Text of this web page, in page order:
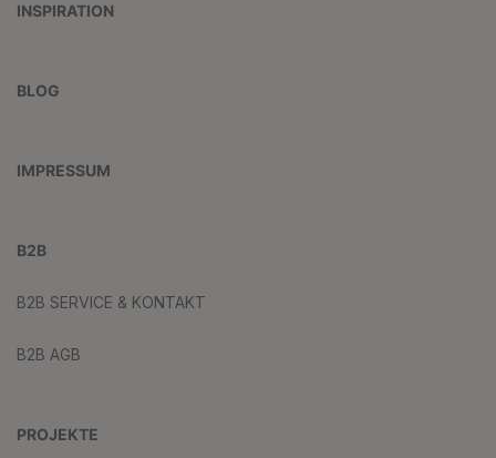
INSPIRATION
BLOG
IMPRESSUM
B2B
B2B SERVICE & KONTAKT
B2B AGB
PROJEKTE